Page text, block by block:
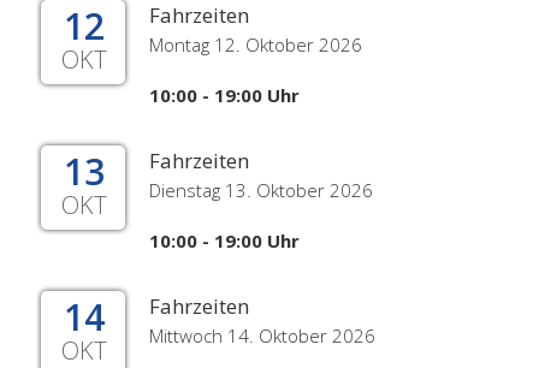
12
OKT
Fahrzeiten
Montag 12. Oktober 2026
10:00 - 19:00 Uhr
13
OKT
Fahrzeiten
Dienstag 13. Oktober 2026
10:00 - 19:00 Uhr
14
OKT
Fahrzeiten
Mittwoch 14. Oktober 2026